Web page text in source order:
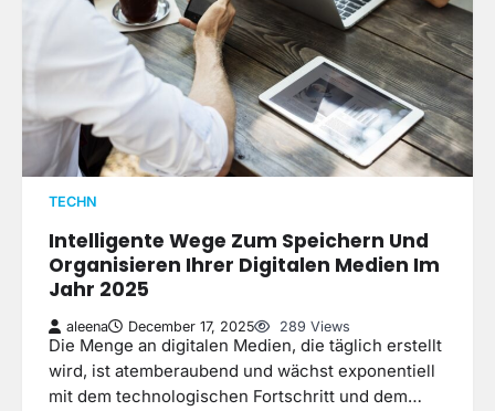
TECHN
Intelligente Wege Zum Speichern Und
Organisieren Ihrer Digitalen Medien Im
Jahr 2025
aleena December 17, 2025 289 Views
Die Menge an digitalen Medien, die täglich erstellt
wird, ist atemberaubend und wächst exponentiell
mit dem technologischen Fortschritt und dem…